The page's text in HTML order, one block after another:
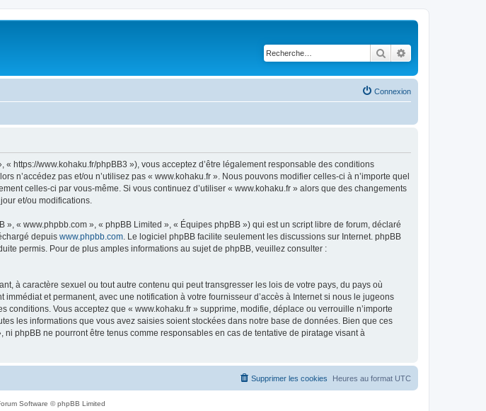
Rechercher
Connexion
https://www.kohaku.fr/phpBB3 »), vous acceptez d’être légalement responsable des conditions
n’accédez pas et/ou n’utilisez pas « www.kohaku.fr ». Nous pouvons modifier celles-ci à n’importe quel
celles-ci par vous-même. Si vous continuez d’utiliser « www.kohaku.fr » alors que des changements
et/ou modifications.
« www.phpbb.com », « phpBB Limited », « Équipes phpBB ») qui est un script libre de forum, déclaré
depuis www.phpbb.com . Le logiciel phpBB facilite seulement les discussions sur Internet. phpBB
permis. Pour de plus amples informations au sujet de phpBB, veuillez consulter :
à caractère sexuel ou tout autre contenu qui peut transgresser les lois de votre pays, du pays où
et permanent, avec une notification à votre fournisseur d’accès à Internet si nous le jugeons
Vous acceptez que « www.kohaku.fr » supprime, modifie, déplace ou verrouille n’importe
les informations que vous avez saisies soient stockées dans notre base de données. Bien que ces
phpBB ne pourront être tenus comme responsables en cas de tentative de piratage visant à
Heures au format UTC
Supprimer les cookies
Software © phpBB Limited